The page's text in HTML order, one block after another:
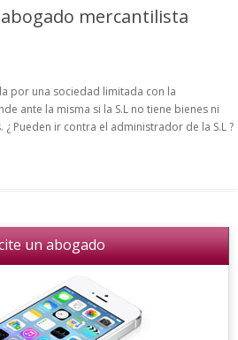
mercantilista
por una sociedad limitada con la
ante la misma si la S.L no tiene bienes ni
Pueden ir contra el administrador de la S.L ?
un abogado